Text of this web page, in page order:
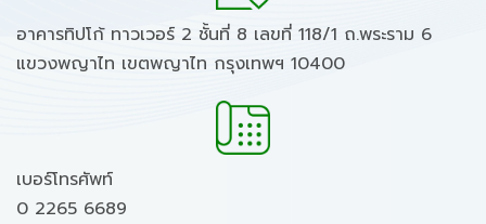
อาคารทิปโก้ ทาวเวอร์ 2 ชั้นที่ 8 เลขที่ 118/1 ถ.พระราม 6
แขวงพญาไท เขตพญาไท กรุงเทพฯ 10400
เบอร์โทรศัพท์
0 2265 6689